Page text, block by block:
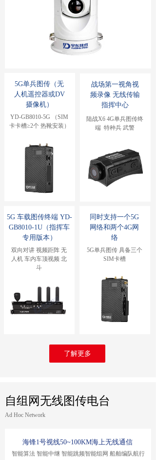
同时支持一个5G
网络和两个4G网
络
5G单兵图传 具备三个
SIM卡槽
5G 车载图传终端 YD-
GB8010-1U（指挥车
专用版本）
双向对讲 视频距阵 无
人机 车内车顶视频 北
斗
了解更多
5G单兵图传（无
人机遥控器或DV
摄像机）
YD-GB8010-5G （SIM
卡卡槽≥2个 热靴安装）
陆战X6 4G单兵图传终
端  特种兵 武警
战场第一视角视
频录像 无线传输
指挥中心
海锋1号视线50~100KM海上无线通信
智能算法 智能中继 智能跳频智能组网 船舶编队航行
自组网无线图传电台
Ad Hoc Network